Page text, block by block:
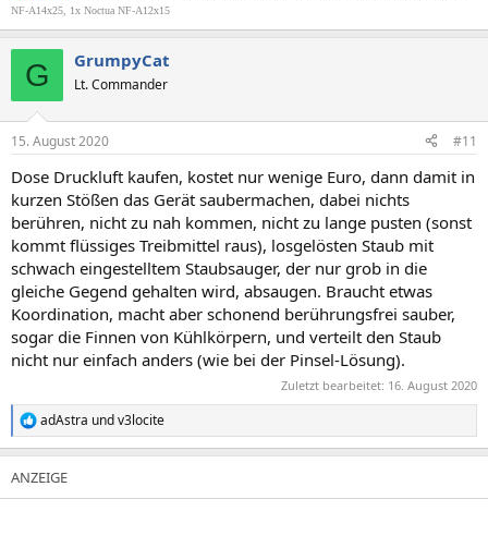
NF-A14x25, 1x Noctua NF-A12x15
G GrumpyCat
Lt. Commander
15. August 2020 #11
Dose Druckluft kaufen, kostet nur wenige Euro, dann damit in
kurzen Stößen das Gerät saubermachen, dabei nichts
berühren, nicht zu nah kommen, nicht zu lange pusten (sonst
kommt flüssiges Treibmittel raus), losgelösten Staub mit
schwach eingestelltem Staubsauger, der nur grob in die
gleiche Gegend gehalten wird, absaugen. Braucht etwas
Koordination, macht aber schonend berührungsfrei sauber,
sogar die Finnen von Kühlkörpern, und verteilt den Staub
nicht nur einfach anders (wie bei der Pinsel-Lösung).
Zuletzt bearbeitet: 16. August 2020
R
e
a
k
t
adAstra undv3locite